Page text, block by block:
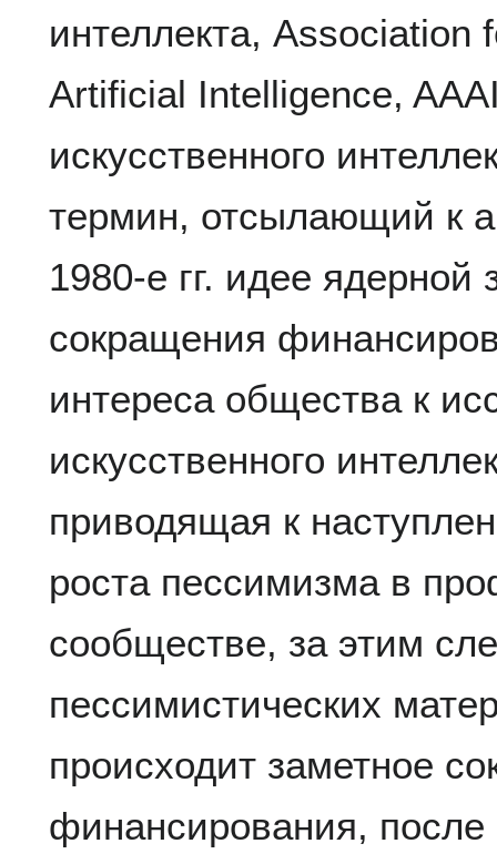
интеллекта, Association
Artificial Intelligence,
искусственного
термин, отсылающий к
1980-е гг. идее
сокращения
интереса общества к
искусственного
приводящая к
роста пессимизма в
сообществе, за этим
пессимистических
происходит заметное
финансирования, после